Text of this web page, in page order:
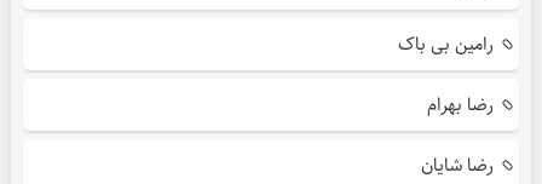
رامین بی باک
رضا بهرام
رضا شایان